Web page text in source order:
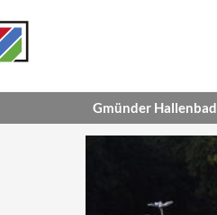
Gmünder Hallenbad